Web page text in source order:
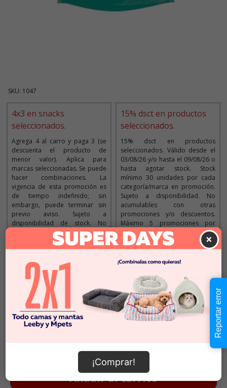
SKU: 1047
4x3 en snacks
seleccionados.
Agrega 4 al carro y paga 3 (se
descuenta el producto de
menor valor). Aplica para
marcas seleccionadas. Se puede
hacer combinaciones. La
vigencia de esta promoción es
de tiempo indefinido; sin
embargo, puede terminar sin
previo aviso. Sujeto a
disponibilidad de stock. No
acumulable con otras
promociones y/o descuentos.
Imágenes referenciales
15% dsct en productos
seleccionados.
15% dsct en productos
seleccionados. Válido desde el
03/08/26 y/o hasta el 09/08/26 o
hasta agotar stock. Stock
mínimo 30 unidades por cada
categoría/marca en promoción.
Sujeto a disponibilidad. No
acumulables con otras
promociones y/o descuentos.
Máximo 5 promociones por
cliente. Aplica solo para la web y
tiendas. Imágenes referenciales.
Descripción
Cantidad:
$2.990
Añadir al carrito
×
¡Comprar!
Reportar error